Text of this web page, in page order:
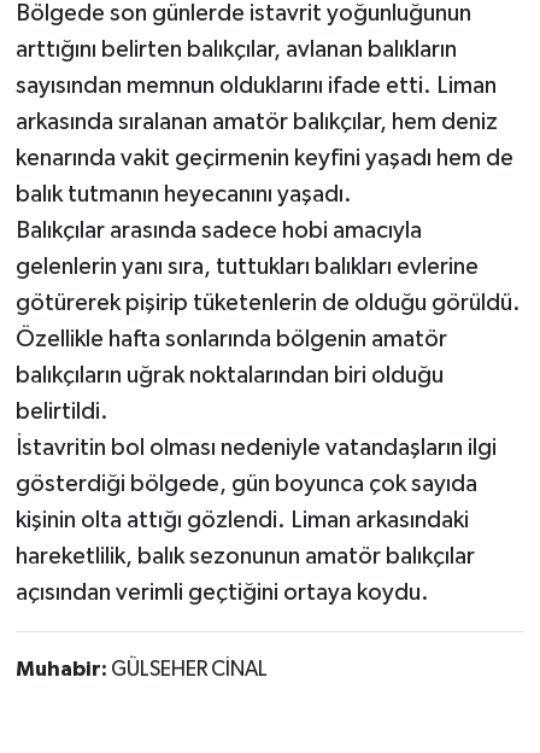
Bölgede son günlerde istavrit yoğunluğunun
arttığını belirten balıkçılar, avlanan balıkların
sayısından memnun olduklarını ifade etti. Liman
arkasında sıralanan amatör balıkçılar, hem deniz
kenarında vakit geçirmenin keyfini yaşadı hem de
balık tutmanın heyecanını yaşadı.
Balıkçılar arasında sadece hobi amacıyla
gelenlerin yanı sıra, tuttukları balıkları evlerine
götürerek pişirip tüketenlerin de olduğu görüldü.
Özellikle hafta sonlarında bölgenin amatör
balıkçıların uğrak noktalarından biri olduğu
belirtildi.
İstavritin bol olması nedeniyle vatandaşların ilgi
gösterdiği bölgede, gün boyunca çok sayıda
kişinin olta attığı gözlendi. Liman arkasındaki
hareketlilik, balık sezonunun amatör balıkçılar
açısından verimli geçtiğini ortaya koydu.
Muhabir: GÜLSEHER CİNAL
MAGAZİN
Politika
Resmi İlan
Röportaj
Sağlık
SİYASET
Spor
Yaşam